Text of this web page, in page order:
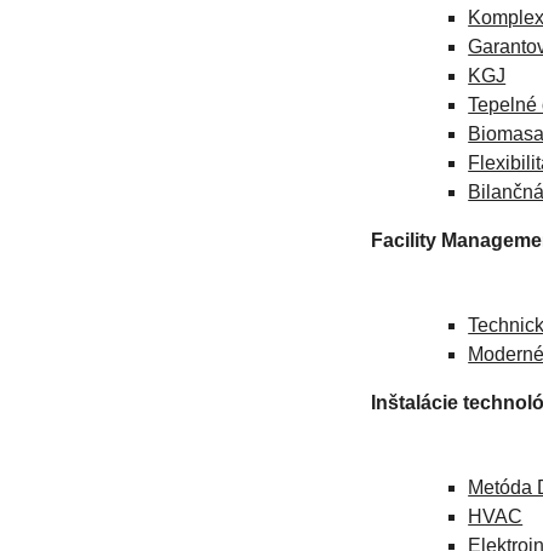
KGJ
Tepelné
Biomasa
Facility
Inštalácie
Metóda
HVAC